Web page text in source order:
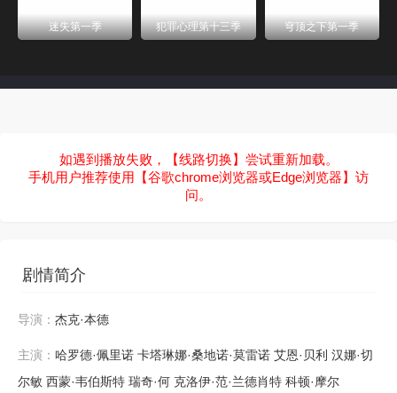
迷失第一季 犯罪心理第十三季 穹顶之下第一季
如遇到播放失败，【线路切换】尝试重新加载。
手机用户推荐使用【谷歌chrome浏览器或Edge浏览器】访
问。
剧情简介
导演： 杰克·本德
主演： 哈罗德·佩里诺 卡塔琳娜·桑地诺·莫雷诺 艾恩·贝利 汉娜·切
尔敏 西蒙·韦伯斯特 瑞奇·何 克洛伊·范·兰德肖特 科顿·摩尔